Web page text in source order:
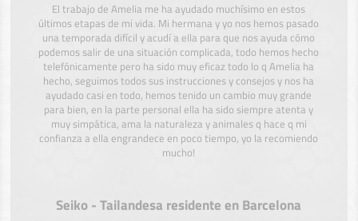
El trabajo de Amelia me ha ayudado muchísimo en estos
últimos etapas de mi vida. Mi hermana y yo nos hemos pasado
una temporada difícil y acudí a ella para que nos ayuda cómo
podemos salir de una situación complicada, todo hemos hecho
telefónicamente pero ha sido muy eficaz todo lo q Amelia ha
hecho, seguimos todos sus instrucciones y consejos y nos ha
ayudado casi en todo, hemos tenido un cambio muy grande
para bien, en la parte personal ella ha sido siempre atenta y
muy simpática, ama la naturaleza y animales q hace q mi
confianza a ella engrandece en poco tiempo, yo la recomiendo
mucho!
Seiko - Tailandesa residente en Barcelona